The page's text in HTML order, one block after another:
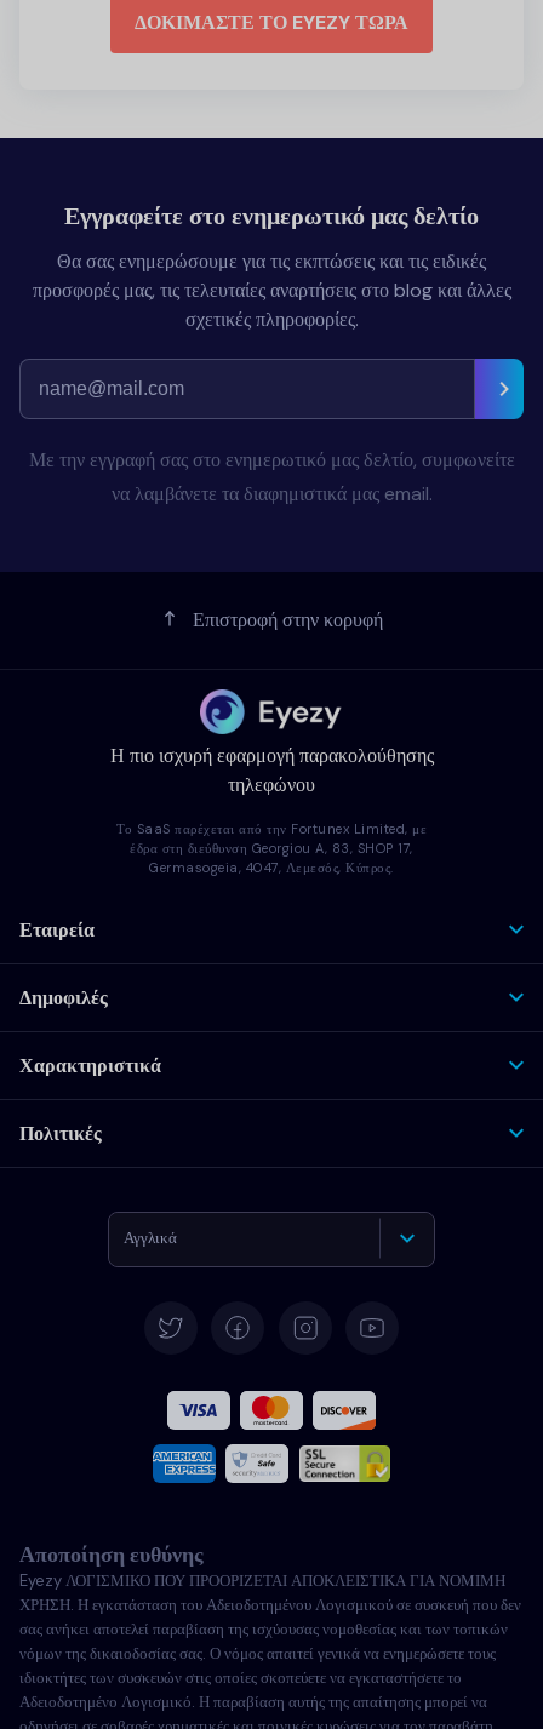
ΔΟΚΙΜΑΣΤΕ ΤΟ EYEZY ΤΩΡΑ
Εγγραφείτε στο ενημερωτικό μας δελτίο
Θα σας ενημερώσουμε για τις εκπτώσεις και τις ειδικές
προσφορές μας, τις τελευταίες αναρτήσεις στο blog και άλλες
σχετικές πληροφορίες.
Με την εγγραφή σας στο ενημερωτικό μας δελτίο, συμφωνείτε
να λαμβάνετε τα διαφημιστικά μας email.
Επιστροφή στην κορυφή
Η πιο ισχυρή εφαρμογή παρακολούθησης
τηλεφώνου
Το SaaS παρέχεται από την Fortunex Limited, με
έδρα στη διεύθυνση Georgiou A, 83, SHOP 17,
Germasogeia, 4047, Λεμεσός, Κύπρος.
Εταιρεία
Δημοφιλές
Χαρακτηριστικά
Πολιτικές
Αγγλικά
Γαλλικά
Ιταλικά
Πορτογαλικά
Türkçe
Πολωνικά
Αποποίηση ευθύνης
Eyezy ΛΟΓΙΣΜΙΚΟ ΠΟΥ ΠΡΟΟΡΙΖΕΤΑΙ ΑΠΟΚΛΕΙΣΤΙΚΑ ΓΙΑ ΝΟΜΙΜΗ
ΧΡΗΣΗ. Η εγκατάσταση του Αδειοδοτημένου Λογισμικού σε συσκευή που δεν
σας ανήκει αποτελεί παραβίαση της ισχύουσας νομοθεσίας και των τοπικών
νόμων της δικαιοδοσίας σας. Ο νόμος απαιτεί γενικά να ενημερώσετε τους
ιδιοκτήτες των συσκευών στις οποίες σκοπεύετε να εγκαταστήσετε το
Αδειοδοτημένο Λογισμικό. Η παραβίαση αυτής της απαίτησης μπορεί να